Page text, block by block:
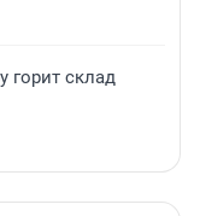
горит склад